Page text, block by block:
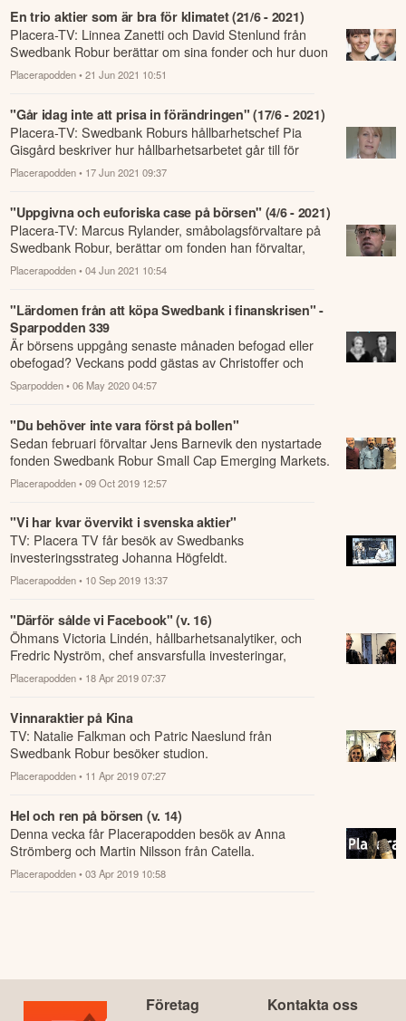
En trio aktier som är bra för klimatet (21/6 - 2021)
Placera-TV: Linnea Zanetti och David Stenlund från
Swedbank Robur berättar om sina fonder och hur duon
hittar bra klimataktier.
Placerapodden • 21 Jun 2021 10:51
"Går idag inte att prisa in förändringen" (17/6 - 2021)
Placera-TV: Swedbank Roburs hållbarhetschef Pia
Gisgård beskriver hur hållbarhetsarbetet går till för
fonderna.
Placerapodden • 17 Jun 2021 09:37
"Uppgivna och euforiska case på börsen" (4/6 - 2021)
Placera-TV: Marcus Rylander, småbolagsförvaltare på
Swedbank Robur, berättar om fonden han förvaltar,
beskriver sin investeringsprocess och ...
Placerapodden • 04 Jun 2021 10:54
"Lärdomen från att köpa Swedbank i finanskrisen" -
Sparpodden 339
Är börsens uppgång senaste månaden befogad eller
obefogad? Veckans podd gästas av Christoffer och
Carl-Henrik från Aktiespararna för att hör...
Sparpodden • 06 May 2020 04:57
"Du behöver inte vara först på bollen"
Sedan februari förvaltar Jens Barnevik den nystartade
fonden Swedbank Robur Small Cap Emerging Markets.
Placerapodden • 09 Oct 2019 12:57
"Vi har kvar övervikt i svenska aktier"
TV: Placera TV får besök av Swedbanks
investeringsstrateg Johanna Högfeldt.
Placerapodden • 10 Sep 2019 13:37
"Därför sålde vi Facebook" (v. 16)
Öhmans Victoria Lindén, hållbarhetsanalytiker, och
Fredric Nyström, chef ansvarsfulla investeringar,
berättar om sin syn på hållbarhetsrisk...
Placerapodden • 18 Apr 2019 07:37
Vinnaraktier på Kina
TV: Natalie Falkman och Patric Naeslund från
Swedbank Robur besöker studion.
Placerapodden • 11 Apr 2019 07:27
Hel och ren på börsen (v. 14)
Denna vecka får Placerapodden besök av Anna
Strömberg och Martin Nilsson från Catella.
Placerapodden • 03 Apr 2019 10:58
Företag Kontakta oss